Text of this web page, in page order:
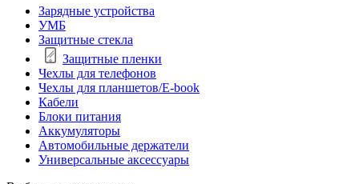
Зарядные устройства
УМБ
Защитные стекла
Защитные пленки
Чехлы для телефонов
Чехлы для планшетов/E-book
Кабели
Блоки питания
Аккумуляторы
Автомобильные держатели
Универсальные аксессуары